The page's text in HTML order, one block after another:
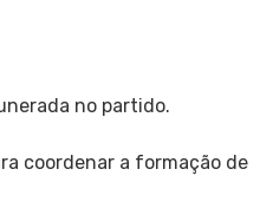
no partido.
coordenar a formação de